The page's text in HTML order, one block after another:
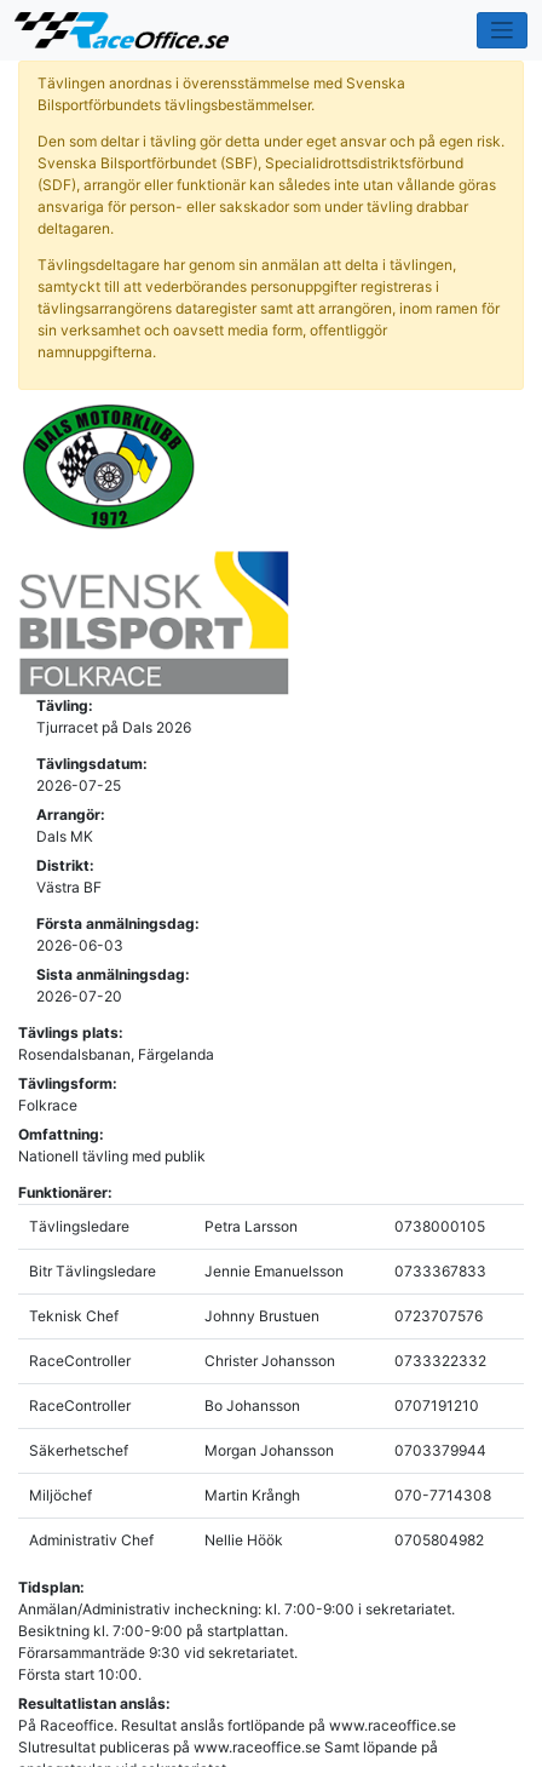
Tävlingen anordnas i överensstämmelse med Svenska
Bilsportförbundets tävlingsbestämmelser.
Den som deltar i tävling gör detta under eget ansvar och på egen risk.
Svenska Bilsportförbundet (SBF), Specialidrottsdistriktsförbund
(SDF), arrangör eller funktionär kan således inte utan vållande göras
ansvariga för person- eller sakskador som under tävling drabbar
deltagaren.
Tävlingsdeltagare har genom sin anmälan att delta i tävlingen,
samtyckt till att vederbörandes personuppgifter registreras i
tävlingsarrangörens dataregister samt att arrangören, inom ramen för
sin verksamhet och oavsett media form, offentliggör
namnuppgifterna.
Tävling:
Tjurracet på Dals 2026
Tävlingsdatum:
2026-07-25
Arrangör:
Dals MK
Distrikt:
Västra BF
Första anmälningsdag:
2026-06-03
Sista anmälningsdag:
2026-07-20
Tävlings plats:
Rosendalsbanan, Färgelanda
Tävlingsform:
Folkrace
Omfattning:
Nationell tävling med publik
Funktionärer:
Tävlingsledare
Petra Larsson 0738000105
Bitr Tävlingsledare Jennie Emanuelsson 0733367833
Teknisk Chef Johnny Brustuen 0723707576
RaceController Christer Johansson 0733322332
RaceController Bo Johansson 0707191210
Säkerhetschef Morgan Johansson 0703379944
Miljöchef Martin Krångh 070-7714308
Administrativ Chef Nellie Höök 0705804982
Tidsplan:
Anmälan/Administrativ incheckning: kl. 7:00-9:00 i sekretariatet.
Besiktning kl. 7:00-9:00 på startplattan.
Förarsammanträde 9:30 vid sekretariatet.
Första start 10:00.
Resultatlistan anslås:
På Raceoffice. Resultat anslås fortlöpande på www.raceoffice.se
Slutresultat publiceras på www.raceoffice.se Samt löpande på